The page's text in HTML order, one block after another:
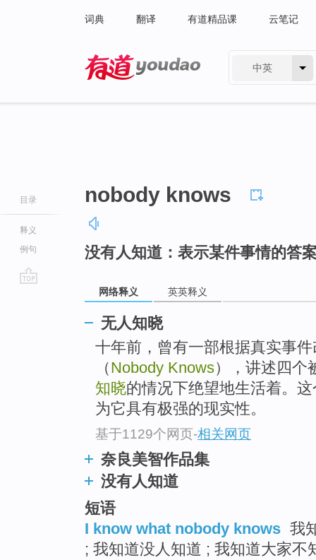
词典 翻译 有道精品课 云笔记
中英
目录
释义
例句
nobody knows
没有人知道：表示某件事情的答
网络释义 英英释义
无人知晓
十年前，曾有一部根据真实事
（Nobody Knows），讲述四个
知晓的情况下绝望地生活着。
为它具有极强的现实性。
基于1129个网页-相关网页
奈良美智作品集
没有人知道
短语
I know what nobody knows 我
; 我知道没人知道 ; 我知道大家不